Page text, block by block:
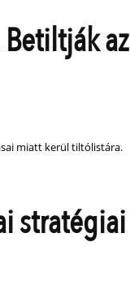
az
miatt kerül tiltólistára.
stratégiai